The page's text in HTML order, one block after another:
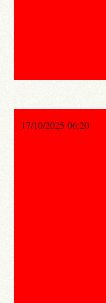
17/10/2025 06:20